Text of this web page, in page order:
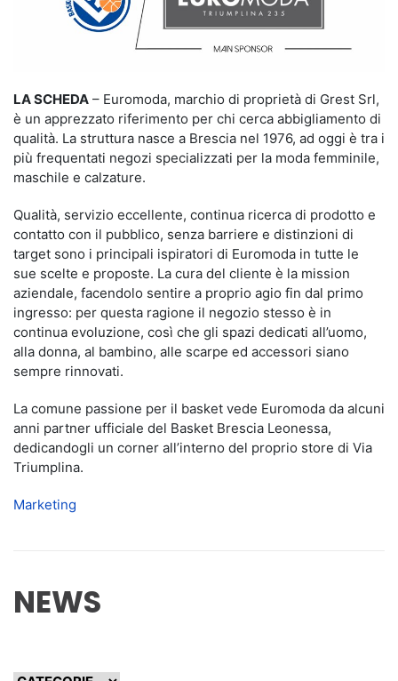
LA SCHEDA – Euromoda, marchio di proprietà di Grest Srl,
è un apprezzato riferimento per chi cerca abbigliamento di
qualità. La struttura nasce a Brescia nel 1976, ad oggi è tra i
più frequentati negozi specializzati per la moda femminile,
maschile e calzature.
Qualità, servizio eccellente, continua ricerca di prodotto e
contatto con il pubblico, senza barriere e distinzioni di
target sono i principali ispiratori di Euromoda in tutte le
sue scelte e proposte. La cura del cliente è la mission
aziendale, facendolo sentire a proprio agio fin dal primo
ingresso: per questa ragione il negozio stesso è in
continua evoluzione, così che gli spazi dedicati all’uomo,
alla donna, al bambino, alle scarpe ed accessori siano
sempre rinnovati.
La comune passione per il basket vede Euromoda da alcuni
anni partner ufficiale del Basket Brescia Leonessa,
dedicandogli un corner all’interno del proprio store di Via
Triumplina.
Marketing
NEWS